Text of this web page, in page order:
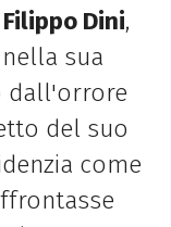
Filippo Dini,
sua
dall'orrore
del suo
come